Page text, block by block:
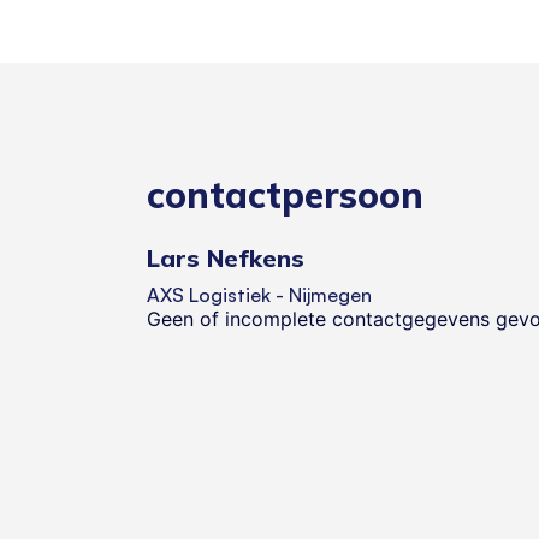
contactpersoon
Lars Nefkens
AXS Logistiek - Nijmegen
Geen of incomplete contactgegevens